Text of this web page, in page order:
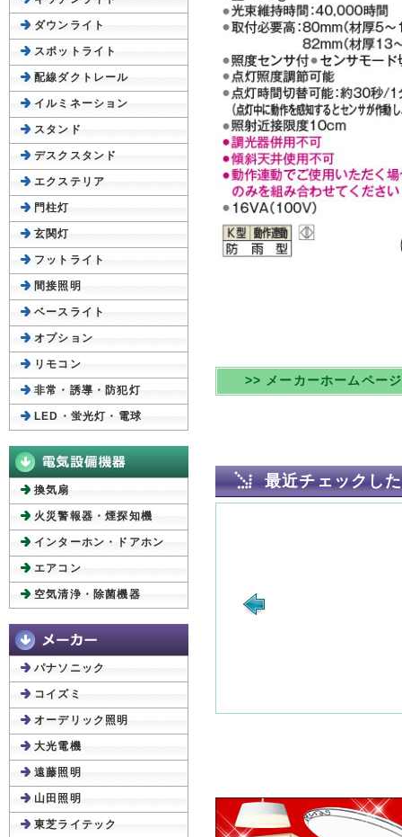
>> メーカーホームペー
最近チェックし
ダウンライト
スポットライト
配線ダクトレール
イルミネーション
スタンド
デスクスタンド
エクステリア
門柱灯
玄関灯
フットライト
間接照明
ベースライト
オプション
リモコン
非常・誘導・防犯灯
LED・蛍光灯・電球
換気扇
火災警報器・煙探知機
インターホン・ドアホン
エアコン
空気清浄・除菌機器
パナソニック
コイズミ
オーデリック照明
大光電機
遠藤照明
山田照明
東芝ライテック